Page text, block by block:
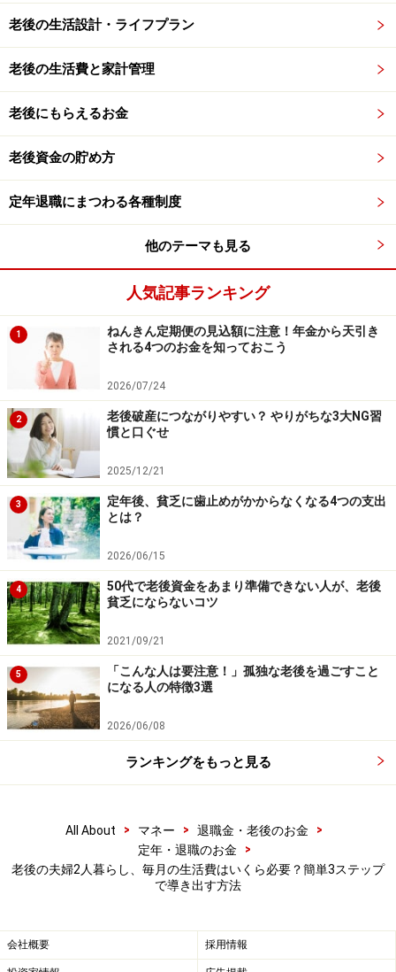
コンの買い替え、水回りの修繕などに備える必要があり
ます。予備費として一定額を確保しておくことが重要で
す。
さらに、いざというときに備え、「どの口座から支払う
のか」「誰が手続きをするのか」などを夫婦で共有して
おくと、将来の不安を軽減しやすくなります。
老後の生活費の目安は「現役時代の60～
70％」
老後の生活費は、一般的に
現役時代の60～70％程度が1
とされています 。
を目指す枠」の差がどれくらいあるのかを意識すること
から始めましょう。
そのうえで、老後には不要になりそうな支出を引き算。
次に、これから増える可能性のある支出については、あ
らかじめ予算に足し算、または別枠で管理しておきまし
ょう。
統計データや年金見込み額も参考にしながら、夫婦2人
にとって本当に必要なお金の優先順位を整理していくこ
と。この話し合いのプロセスが、安心の老後生活へとつ
ながります。
※記事内容は執筆時点のものです。最新の内容をご確認くださ
い。
本記事の内容は一般的な情報提供を目的としており、特定の金融
商品や投資行動を推奨するものではありません。
投資や資産運用に関する最終的なご判断はご自身の責任において
行ってください。
掲載情報の正確性・完全性については十分に配慮しております
が、その内容を保証するものではなく、これに基づく損失・損害
などについて当社は一切の責任を負いません。
の公式情報をご確認ください。
・「家計」について、アンケート（2026/8/31まで）
※抽選で20名にAmazonギフト券1000円分プレゼント
※謝礼付きの限定アンケートやモニター企画に参加が可能に
老後の生活設計・ライフプラン
老後の生活費と家計管理
老後にもらえるお金
老後資金の貯め方
定年退職にまつわる各種制度
他のテーマも見る
人気記事ランキング
1
ねんきん定期便の見込額に注意！年金から天引き
される4つのお金を知っておこう
2026/07/24
2
老後破産につながりやすい？ やりがちな3大NG習
慣と口ぐせ
2025/12/21
3
定年後、貧乏に歯止めがかからなくなる4つの支出
とは？
2026/06/15
4
50代で老後資金をあまり準備できない人が、老後
貧乏にならないコツ
2021/09/21
5
「こんな人は要注意！」孤独な老後を過ごすこと
になる人の特徴3選
2026/06/08
ランキングをもっと見る
All About > マネー > 退職金・老後のお金
>
定年・退職のお金
>
老後の夫婦2人暮らし、毎月の生活費はいくら必要？簡単3ステップ
で導き出す方法
会社概要 採用情報